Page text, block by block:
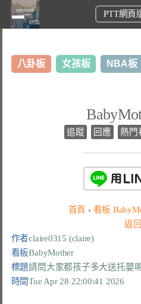
PTT網頁
八卦板 女孩板 NBA板
追蹤 回應 熱門
首頁 › 看板
返回
作者claire0315 (claire)
看板BabyMother
標題請問大家都孩子多大送托嬰
時間Tue Apr 28 22:00:41 2026